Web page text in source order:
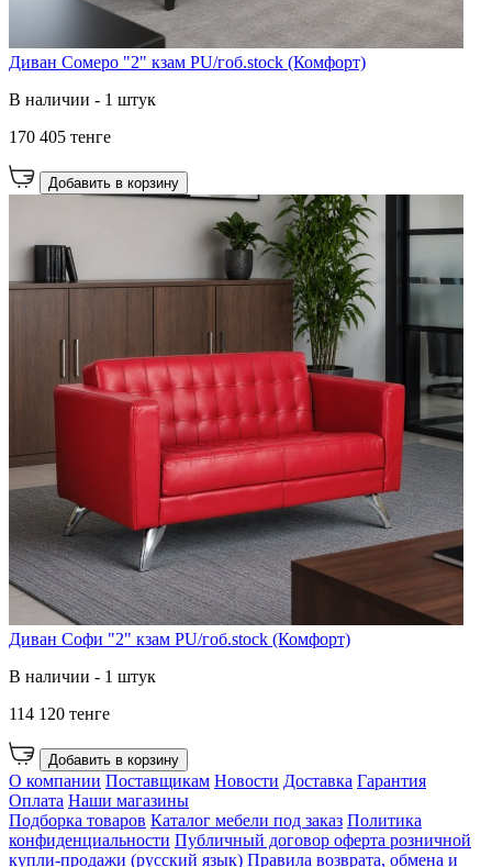
Диван Сомеро "2" кзам PU/гоб.stock (Комфорт)
В наличии - 1 штук
170 405 тенге
Добавить в корзину
Диван Софи "2" кзам PU/гоб.stock (Комфорт)
В наличии - 1 штук
114 120 тенге
Добавить в корзину
О компании Поставщикам Новости Доставка Гарантия
Оплата Наши магазины
Подборка товаров Каталог мебели под заказ Политика
конфиденциальности Публичный договор оферта розничной
купли-продажи (русский язык) Правила возврата, обмена и